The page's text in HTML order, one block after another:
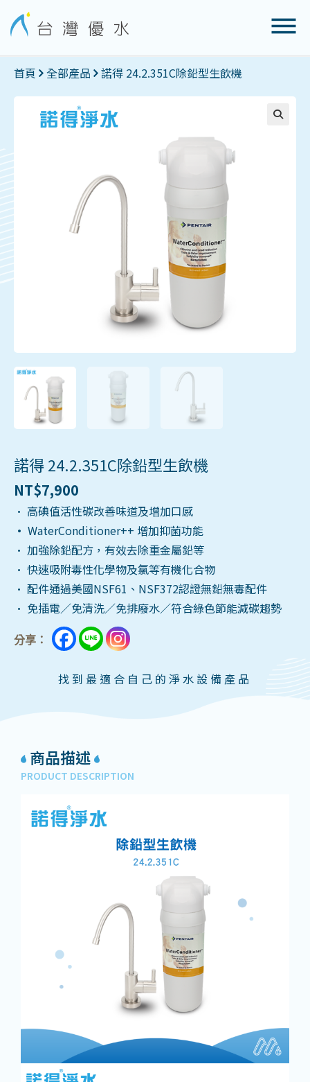
首頁 全部產品 諾得 24.2.351C除鉛型生飲機
諾得 24.2.351C除鉛型生飲機
NT$7,900
• 高碘值活性碳改善味道及增加口感
• WaterConditioner++ 增加抑菌功能
• 加強除鉛配方，有效去除重金屬鉛等
• 快速吸附毒性化學物及氯等有機化合物
• 配件通過美國NSF61、NSF372認證無鉛無毒配件
• 免插電／免清洗／免排廢水／符合綠色節能減碳趨勢
分享：
找到最適合自己的淨水設備產品
商品描述
PRODUCT DESCRIPTION